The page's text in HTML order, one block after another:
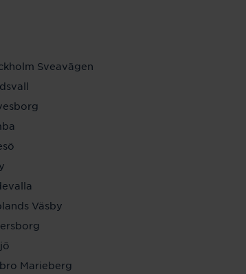
Sveavägen
Väsby
Marieberg